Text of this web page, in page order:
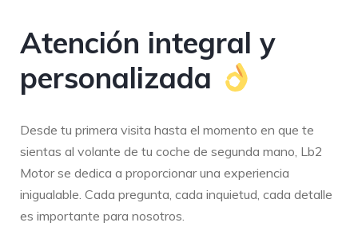
Atención integral y
personalizada
Desde tu primera visita hasta el momento en que te
sientas al volante de tu coche de segunda mano, Lb2
Motor se dedica a proporcionar una experiencia
inigualable. Cada pregunta, cada inquietud, cada detalle
es importante para nosotros.